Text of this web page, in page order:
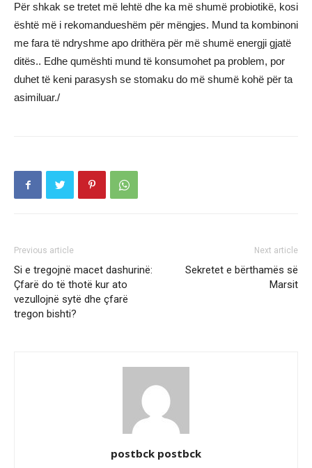
Për shkak se tretet më lehtë dhe ka më shumë probiotikë, kosi
është më i rekomandueshëm për mëngjes. Mund ta kombinoni
me fara të ndryshme apo drithëra për më shumë energji gjatë
ditës.. Edhe qumështi mund të konsumohet pa problem, por
duhet të keni parasysh se stomaku do më shumë kohë për ta
asimiluar./
Previous article
Si e tregojnë macet dashurinë:
Çfarë do të thotë kur ato
vezullojnë sytë dhe çfarë
tregon bishti?
Next article
Sekretet e bërthamës së
Marsit
postbck postbck